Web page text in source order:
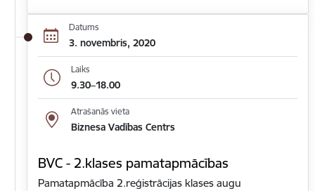
Datums
3. novembris, 2020
Laiks
9.30–18.00
Atrašanās vieta
Biznesa Vadības Centrs
BVC - 2.klases pamatapmācības
Pamatapmācība 2.reģistrācijas klases augu